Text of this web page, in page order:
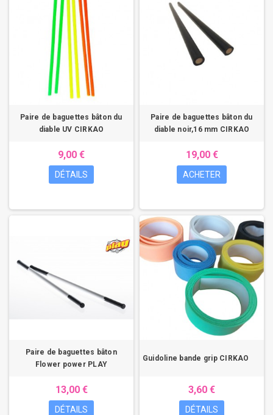
Paire de baguettes bâton du
diable UV CIRKAO
9,00 €
DÉTAILS
Paire de baguettes bâton du
diable noir,16 mm CIRKAO
19,00 €
ACHETER
Paire de baguettes bâton
Flower power PLAY
13,00 €
DÉTAILS
Guidoline bande grip CIRKAO
3,60 €
DÉTAILS